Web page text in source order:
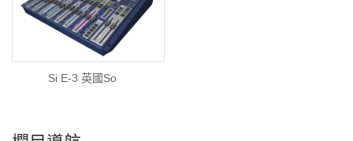
Si E-3 英國So